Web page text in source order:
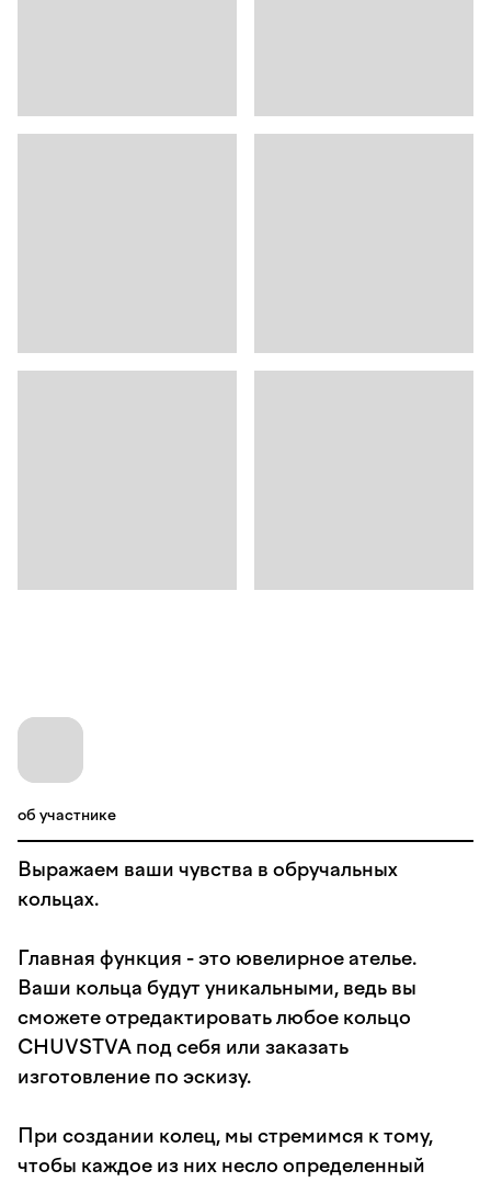
об участнике
Выражаем ваши чувства в обручальных
кольцах.
Главная функция - это ювелирное ателье.
Ваши кольца будут уникальными, ведь вы
сможете отредактировать любое кольцо
CHUVSTVA под себя или заказать
изготовление по эскизу.
При создании колец, мы стремимся к тому,
чтобы каждое из них несло определенный